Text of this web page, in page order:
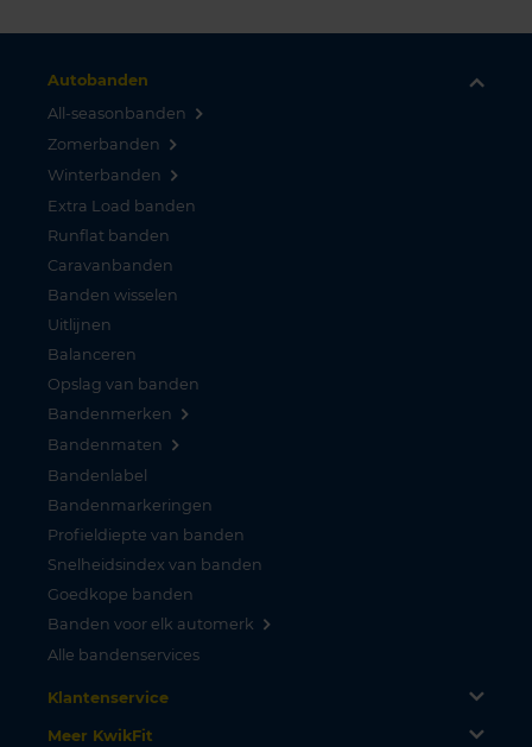
Autobanden
All-seasonbanden
Zomerbanden
Winterbanden
Extra Load banden
Runflat banden
Caravanbanden
Banden wisselen
Uitlijnen
Balanceren
Opslag van banden
Bandenmerken
Bandenmaten
Bandenlabel
Bandenmarkeringen
Profieldiepte van banden
Snelheidsindex van banden
Goedkope banden
Banden voor elk automerk
Alle bandenservices
Klantenservice
Meer KwikFit